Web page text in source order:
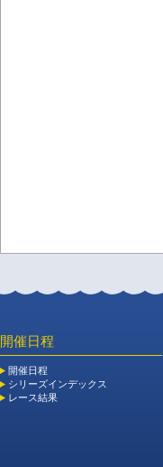
開催日程
開催日程
シリーズインデックス
レース結果